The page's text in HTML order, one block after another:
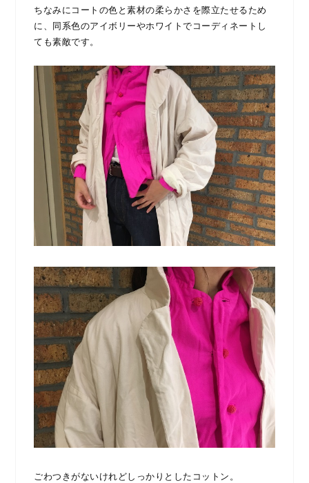
ちなみにコートの色と素材の柔らかさを際立たせるため
に、同系色のアイボリーやホワイトでコーディネートし
ても素敵です。
ごわつきがないけれどしっかりとしたコットン。